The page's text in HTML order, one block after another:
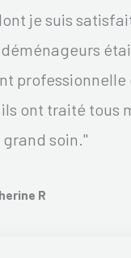
je suis
professionnelle
ont traité tous
soin."
R